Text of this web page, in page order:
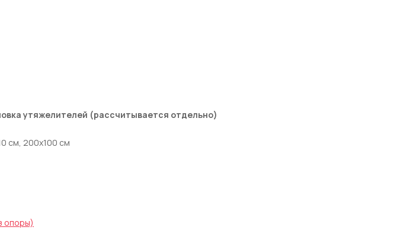
утяжелителей (рассчитывается отдельно)
см, 200х100 см